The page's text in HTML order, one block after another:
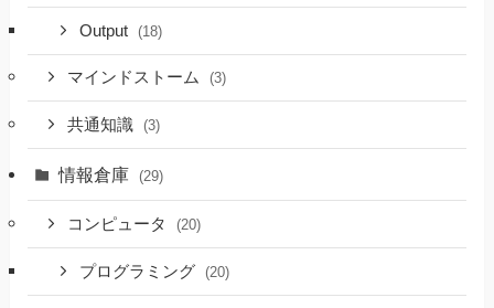
Output (18)
マインドストーム (3)
共通知識 (3)
情報倉庫 (29)
コンピュータ (20)
プログラミング (20)